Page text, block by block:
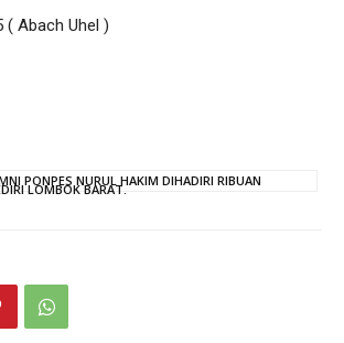
( Abach Uhel )
PONPES NURUL HAKIM DIHADIRI RIBUAN
LOMBOK BARAT.